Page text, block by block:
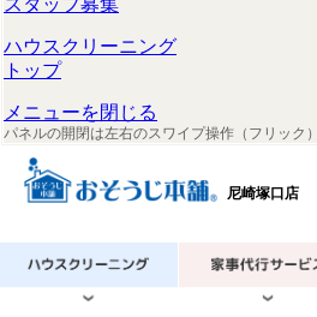
スタッフ募集
ハウスクリーニング
トップ
メニューを閉じる
パネルの開閉は左右のスワイプ操作（フリック
尼崎塚口店